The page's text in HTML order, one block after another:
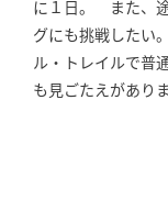
に１日。 また、
グにも挑戦したい
ル・トレイルで普
も見ごたえがありま